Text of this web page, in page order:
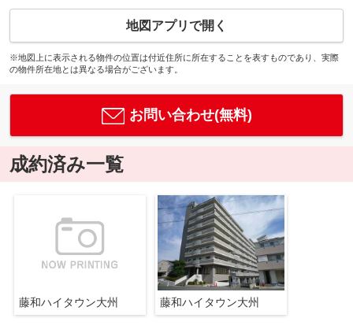
地図アプリで開く
※地図上に表示される物件の位置は付近住所に所在することを表すものであり、実際
の物件所在地とは異なる場合がございます。
お問い合わせ(無料)
成約済み一覧
藤和ハイタウン大州 藤和ハイタウン大州